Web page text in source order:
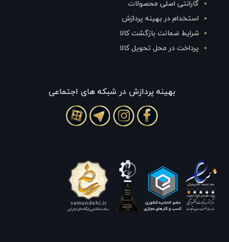
گارانتی اصلی محصولات
استخدام در بهینه پردازش
شرایط ضمانت بازگشت کالا
پرداخت در محل تحویل کالا
بهينه پردازش در شبکه های اجتماعی